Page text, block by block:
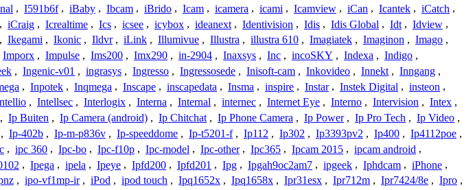
, I591b6f , iBaby , Ibcam , iBrido , Icam , icamera , icami , Icamview , iCan , Icantek , iCatch ,
, iCraig , Icrealtime , Ics , icsee , icybox , ideanext , Identivision , Idis , Idis Global , Idt , Idview ,
, Ikegami , Ikonic , Ildvr , iLink , Illumivue , Illustra , illustra 610 , Imagiatek , Imaginon , Imago ,
Imporx , Impulse , Ims200 , Imx290 , in-2904 , Inaxsys , Inc , incoSKY , Indexa , Indigo ,
, Ingenic-v01 , ingrasys , Ingresso , Ingressosede , Inisoft-cam , Inkovideo , Innekt , Inngang ,
, Inpotek , Inqmega , Inscape , inscapedata , Insma , inspire , Instar , Instek Digital , insteon ,
, Intellsec , Interlogix , Interna , Internal , internec , Internet Eye , Interno , Intervision , Intex ,
, Ip Buiten , Ip Camera (android) , Ip Chitchat , Ip Phone Camera , Ip Power , Ip Pro Tech , Ip Video ,
, Ip-402b , Ip-m-p836v , Ip-speeddome , Ip-t5201-f , Ip112 , Ip302 , Ip3393pv2 , Ip400 , Ip4112poe ,
, ipc 360 , Ipc-bo , Ipc-f10p , Ipc-model , Ipc-other , Ipc365 , Ipcam 2015 , ipcam android ,
, Ipega , ipela , Ipeye , Ipfd200 , Ipfd201 , Ipg , Ipgah9oc2am7 , ipgeek , Iphdcam , iPhone ,
, ipo-vf1mp-ir , iPod , ipod touch , Ipq1652x , Ipq1658x , Ipr31esx , Ipr712m , Ipr7424/8e , Ipro ,